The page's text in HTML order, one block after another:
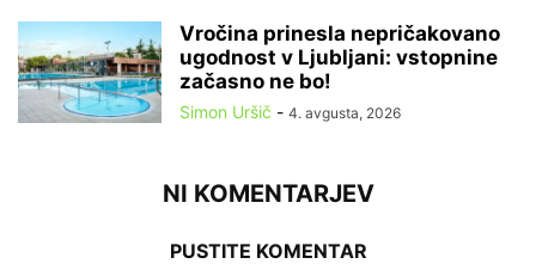
Vročina prinesla nepričakovano
ugodnost v Ljubljani: vstopnine
začasno ne bo!
Simon Uršič - 4. avgusta, 2026
NI KOMENTARJEV
PUSTITE KOMENTAR